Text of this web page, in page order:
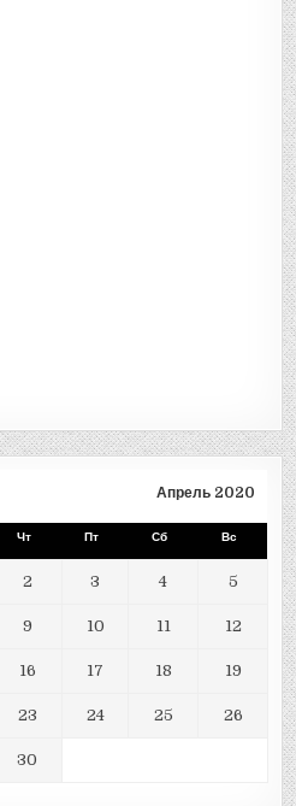
Апрель 2020
Чт Пт Сб Вс
2 3 4 5
9 10 11 12
16 17 18 19
23 24 25 26
30